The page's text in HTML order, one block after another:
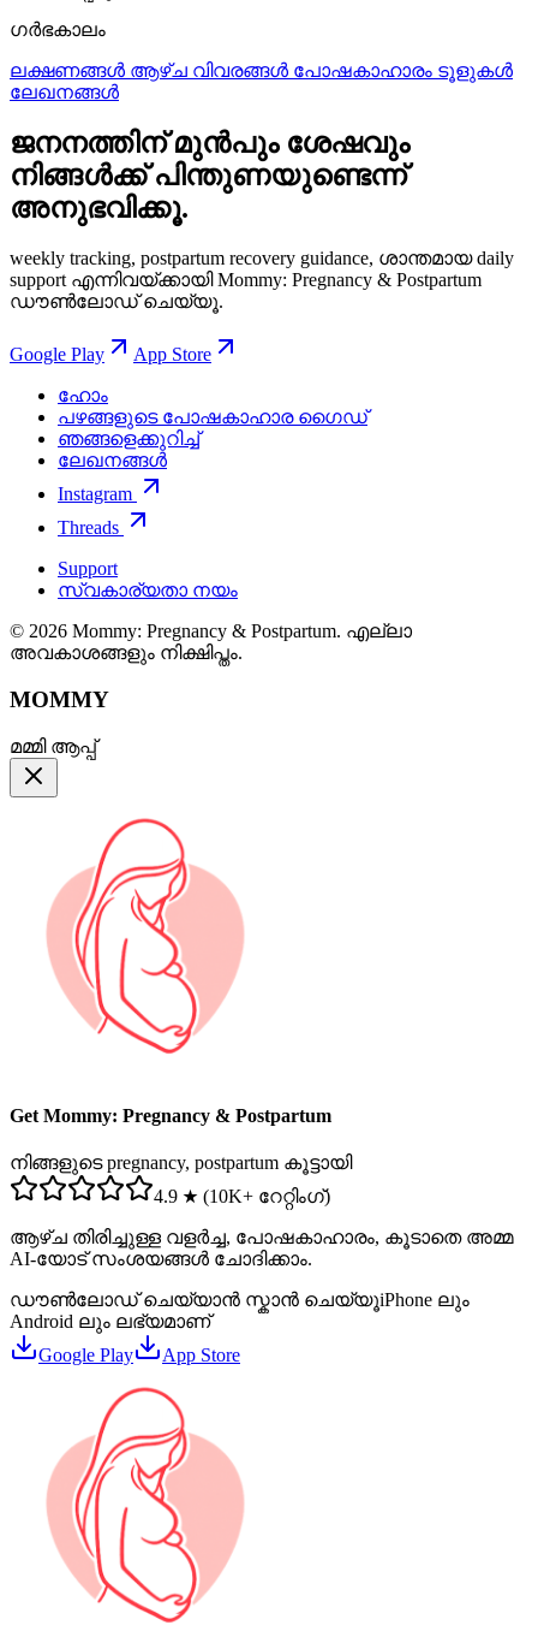
ഗർഭകാലം
ലക്ഷണങ്ങൾ ആഴ്ച വിവരങ്ങൾ പോഷകാഹാരം ടൂളുകൾ
ലേഖനങ്ങൾ
ജനനത്തിന് മുൻപും ശേഷവും
നിങ്ങള്‍ക്ക് പിന്തുണയുണ്ടെന്ന്
അനുഭവിക്കൂ.
weekly tracking, postpartum recovery guidance, ശാന്തമായ daily
support എന്നിവയ്ക്കായി Mommy: Pregnancy & Postpartum
ഡൗൺലോഡ് ചെയ്യൂ.
Google Play
App Store
ഹോം
പഴങ്ങളുടെ പോഷകാഹാര ഗൈഡ്
ഞങ്ങളെക്കുറിച്ച്
ലേഖനങ്ങൾ
Instagram
Threads
Support
സ്വകാര്യതാ നയം
© 2026 Mommy: Pregnancy & Postpartum. എല്ലാ
അവകാശങ്ങളും നിക്ഷിപ്തം.
MOMMY
മമ്മി ആപ്പ്
Get Mommy: Pregnancy & Postpartum
നിങ്ങളുടെ pregnancy, postpartum കൂട്ടായി
4.9 ★ (10K+ റേറ്റിംഗ്)
ആഴ്ച തിരിച്ചുള്ള വളർച്ച, പോഷകാഹാരം, കൂടാതെ അമ്മ
AI-യോട് സംശയങ്ങൾ ചോദിക്കാം.
ഡൗൺലോഡ് ചെയ്യാൻ സ്കാൻ ചെയ്യൂiPhone ലും
Android ലും ലഭ്യമാണ്
Google Play
App Store